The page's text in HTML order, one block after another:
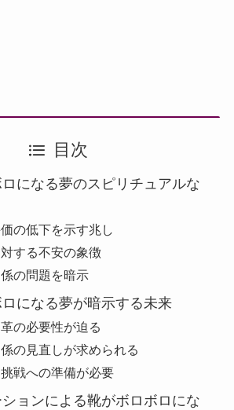
目次
になる夢のスピリチュアルな
の低下を示す兆し
する不安の象徴
係の問題を暗示
になる夢が暗示する未来
の必要性が迫る
の見直しが求められる
戦への準備が必要
ョンによる靴がボロボロにな